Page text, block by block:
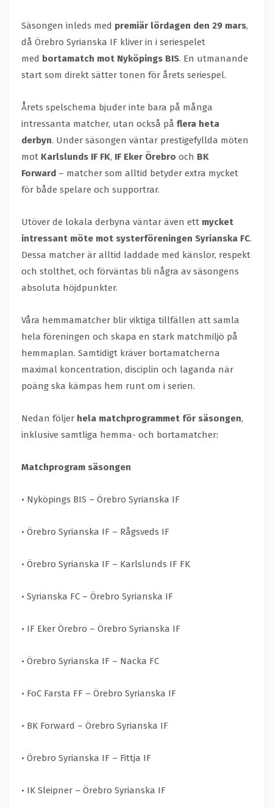
Säsongen inleds med premiär lördagen den 29 mars,
då Örebro Syrianska IF kliver in i seriespelet
med bortamatch mot Nyköpings BIS. En utmanande
start som direkt sätter tonen för årets seriespel.
Årets spelschema bjuder inte bara på många
intressanta matcher, utan också på flera heta
derbyn. Under säsongen väntar prestigefyllda möten
mot Karlslunds IF FK, IF Eker Örebro och BK
Forward – matcher som alltid betyder extra mycket
för både spelare och supportrar.
Utöver de lokala derbyna väntar även ett mycket
intressant möte mot systerföreningen Syrianska FC.
Dessa matcher är alltid laddade med känslor, respekt
och stolthet, och förväntas bli några av säsongens
absoluta höjdpunkter.
Våra hemmamatcher blir viktiga tillfällen att samla
hela föreningen och skapa en stark matchmiljö på
hemmaplan. Samtidigt kräver bortamatcherna
maximal koncentration, disciplin och laganda när
poäng ska kämpas hem runt om i serien.
Nedan följer hela matchprogrammet för säsongen,
inklusive samtliga hemma- och bortamatcher:
Matchprogram säsongen
• Nyköpings BIS – Örebro Syrianska IF
• Örebro Syrianska IF – Rågsveds IF
• Örebro Syrianska IF – Karlslunds IF FK
• Syrianska FC – Örebro Syrianska IF
• IF Eker Örebro – Örebro Syrianska IF
• Örebro Syrianska IF – Nacka FC
• FoC Farsta FF – Örebro Syrianska IF
• BK Forward – Örebro Syrianska IF
• Örebro Syrianska IF – Fittja IF
• IK Sleipner – Örebro Syrianska IF